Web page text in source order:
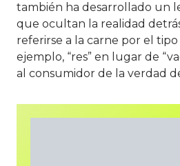
también ha desarrollado un
que ocultan la realidad
referirse a la carne por el
ejemplo, “res” en lugar de
al consumidor de la verdad